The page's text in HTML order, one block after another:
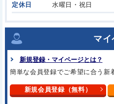
定休日 水曜日・祝日
マイ
新規登録・マイページとは？
簡単な会員登録でご希望に合う新
新規会員登録（無料）